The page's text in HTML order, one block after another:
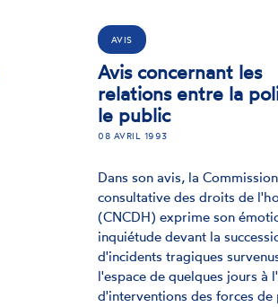
AVIS
Avis concernant les
relations entre la
le public
08 AVRIL 1993
Dans son avis, la
consultative des droits de
(CNCDH) exprime son
inquiétude devant la
d'incidents tragiques
l'espace de quelques jours à
d'interventions des forces de